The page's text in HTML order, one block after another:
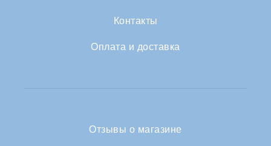
Контакты
Оплата и доставка
Отзывы о магазине